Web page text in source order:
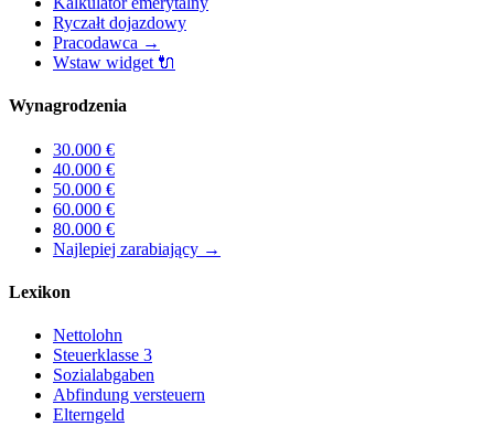
Ryczałt dojazdowy
Pracodawca →
Wstaw widget 🔌
Wynagrodzenia
30.000 €
40.000 €
50.000 €
60.000 €
80.000 €
Najlepiej zarabiający →
Lexikon
Nettolohn
Steuerklasse 3
Sozialabgaben
Abfindung versteuern
Elterngeld